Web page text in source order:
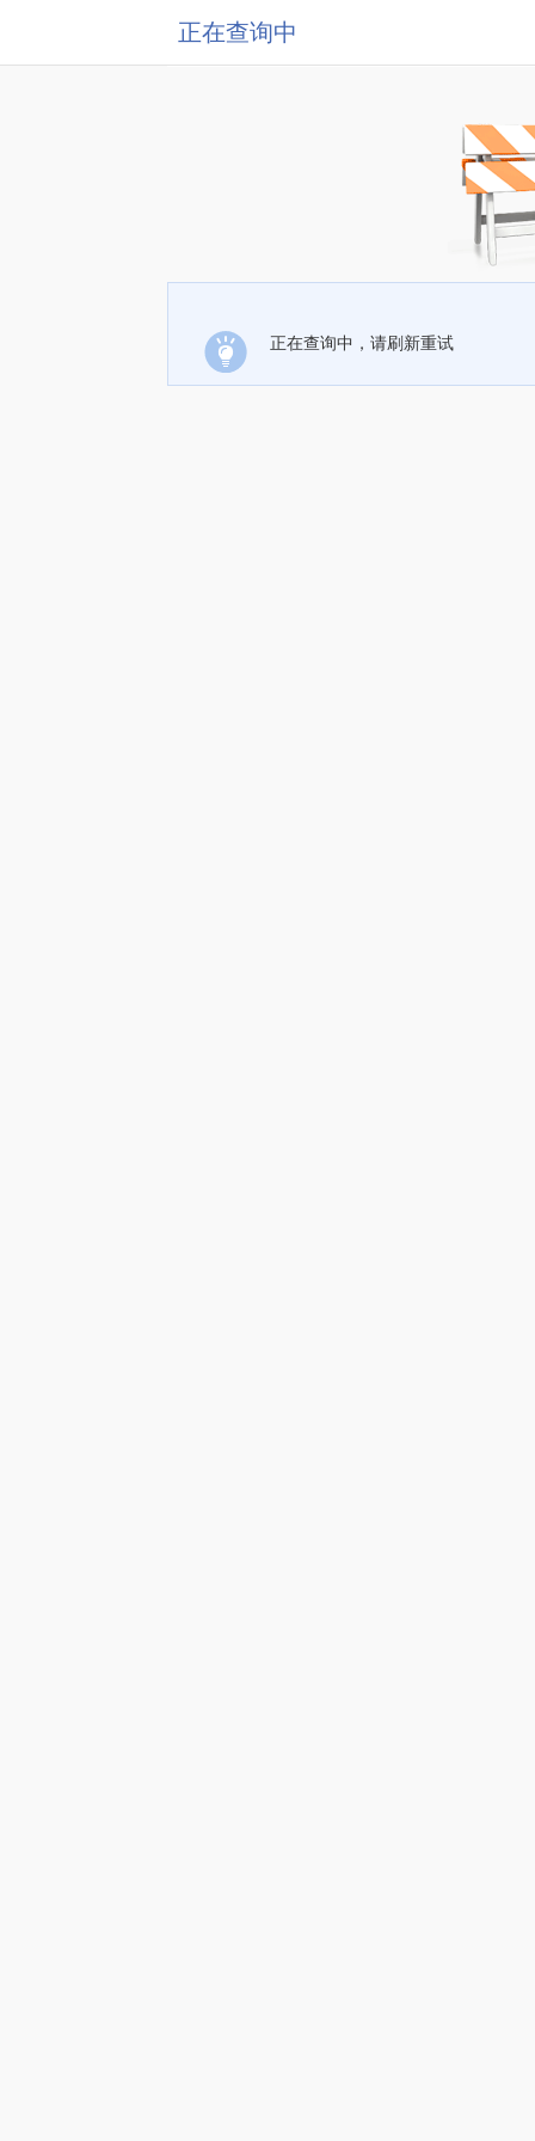
正在查询中
正在查询中，请刷新重试